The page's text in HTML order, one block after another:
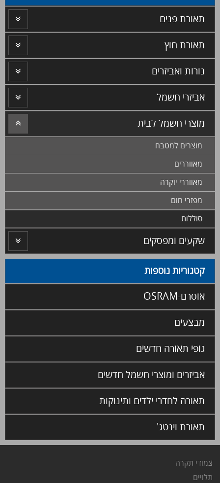
תאורת פנים
תאורת חוץ
נורות ואביזרים
אביזרי חשמל
מוצרי חשמל לבית
מוצרים למטבח
מאווררים
מאווררי יוקרה
מפזרי חום
סוללות
שקעים ומפסקים
קטגוריות נוספות
אוסרם-OSRAM
מבצעים
גופי תאורה חדשים
אביזרים ומוצרי חשמל חדשים
תאורה לחדרי ילדים ותינוקות
תאורת וינטג'
צמודי תקרה
תלויים